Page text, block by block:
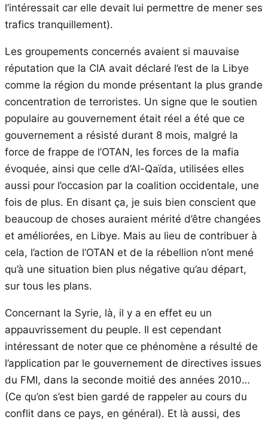
l’intéressait car elle devait lui permettre de mener ses
trafics tranquillement).
Les groupements concernés avaient si mauvaise
réputation que la CIA avait déclaré l’est de la Libye
comme la région du monde présentant la plus grande
concentration de terroristes. Un signe que le soutien
populaire au gouvernement était réel a été que ce
gouvernement a résisté durant 8 mois, malgré la
force de frappe de l’OTAN, les forces de la mafia
évoquée, ainsi que celle d’Al-Qaïda, utilisées elles
aussi pour l’occasion par la coalition occidentale, une
fois de plus. En disant ça, je suis bien conscient que
beaucoup de choses auraient mérité d’être changées
et améliorées, en Libye. Mais au lieu de contribuer à
cela, l’action de l’OTAN et de la rébellion n’ont mené
qu’à une situation bien plus négative qu’au départ,
sur tous les plans.
Concernant la Syrie, là, il y a en effet eu un
appauvrissement du peuple. Il est cependant
intéressant de noter que ce phénomène a résulté de
l’application par le gouvernement de directives issues
du FMI, dans la seconde moitié des années 2010…
(Ce qu’on s’est bien gardé de rappeler au cours du
conflit dans ce pays, en général). Et là aussi, des